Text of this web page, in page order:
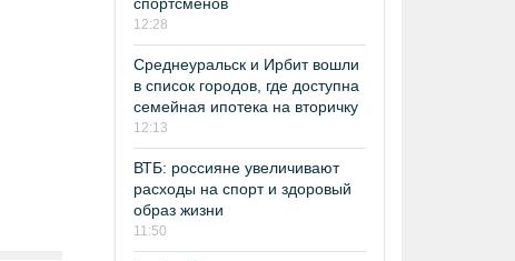
12:28
Среднеуральск и Ирбит вошли
в список городов, где доступна
семейная ипотека на вторичку
12:13
ВТБ: россияне увеличивают
расходы на спорт и здоровый
образ жизни
11:50